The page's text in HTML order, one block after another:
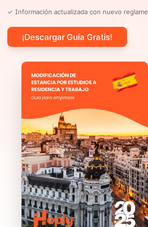
✓ Información actualizada con nuevo
¡Descargar Guía Gratis!